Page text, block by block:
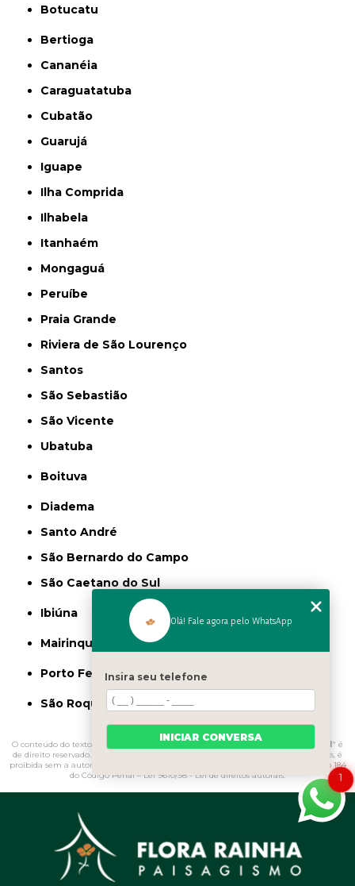
Botucatu
Bertioga
Cananéia
Caraguatatuba
Cubatão
Guarujá
Iguape
Ilha Comprida
Ilhabela
Itanhaém
Mongaguá
Peruíbe
Praia Grande
Riviera de São Lourenço
Santos
São Sebastião
São Vicente
Ubatuba
Boituva
Diadema
Santo André
São Bernardo do Campo
São Caetano do Sul
Ibiúna
Mairinque
Porto Feliz
São Roque
O conteúdo do texto " Vaso de Cimento para Jardim Valor Parque Colonial " é
de direito reservado. Sua reprodução, parcial ou total, mesmo citando nossos links, é
proibida sem a autorização do autor. Crime de violação de direito autoral – artigo 184
do Código Penal – Lei 9610/98 - Lei de direitos autorais. 1
Olá! Fale agora pelo WhatsApp
Insira seu telefone
INICIAR CONVERSA